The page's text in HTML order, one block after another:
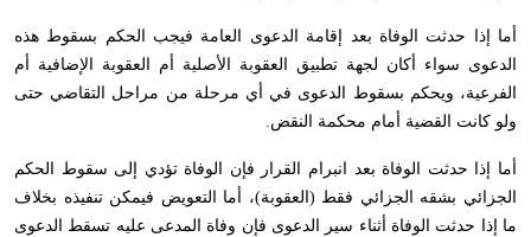
أما إذا حدثت الوفاة بعد إقامة الدعوى العامة فيجب الحكم بسقوط هذه
الدعوى سواء أكان لجهة تطبيق العقوبة الأصلية أم العقوبة الإضافية أم
الفرعية، ويحكم بسقوط الدعوى في أي مرحلة من مراحل التقاضي حتى
ولو كانت القضية أمام محكمة النقض.
أما إذا حدثت الوفاة بعد انبرام القرار فإن الوفاة تؤدي إلى سقوط الحكم
الجزائي بشقه الجزائي فقط (العقوبة)، أما التعويض فيمكن تنفيذه بخلاف
ما إذا حدثت الوفاة أثناء سير الدعوى فإن وفاة المدعى عليه تسقط الدعوى